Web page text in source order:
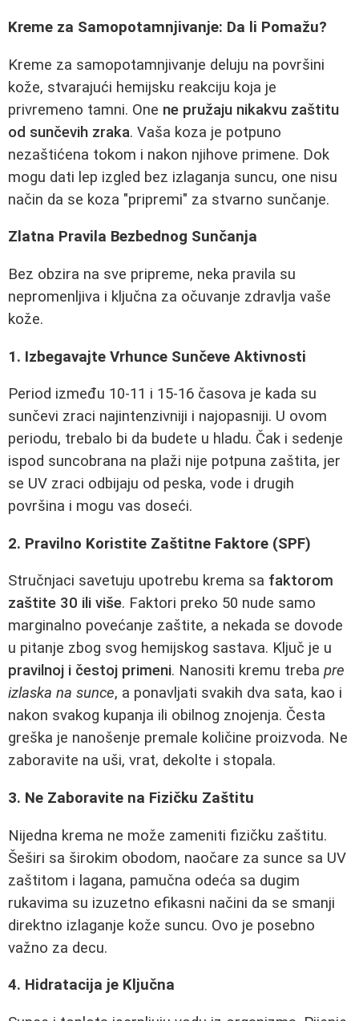
Kreme za Samopotamnjivanje: Da li Pomažu?
Kreme za samopotamnjivanje deluju na površini
kože, stvarajući hemijsku reakciju koja je
privremeno tamni. One ne pružaju nikakvu zaštitu
od sunčevih zraka. Vaša koza je potpuno
nezaštićena tokom i nakon njihove primene. Dok
mogu dati lep izgled bez izlaganja suncu, one nisu
način da se koza "pripremi" za stvarno sunčanje.
Zlatna Pravila Bezbednog Sunčanja
Bez obzira na sve pripreme, neka pravila su
nepromenljiva i ključna za očuvanje zdravlja vaše
kože.
1. Izbegavajte Vrhunce Sunčeve Aktivnosti
Period između 10-11 i 15-16 časova je kada su
sunčevi zraci najintenzivniji i najopasniji. U ovom
periodu, trebalo bi da budete u hladu. Čak i sedenje
ispod suncobrana na plaži nije potpuna zaštita, jer
se UV zraci odbijaju od peska, vode i drugih
površina i mogu vas doseći.
2. Pravilno Koristite Zaštitne Faktore (SPF)
Stručnjaci savetuju upotrebu krema sa faktorom
zaštite 30 ili više. Faktori preko 50 nude samo
marginalno povećanje zaštite, a nekada se dovode
u pitanje zbog svog hemijskog sastava. Ključ je u
pravilnoj i čestoj primeni. Nanositi kremu treba pre
izlaska na sunce, a ponavljati svakih dva sata, kao i
nakon svakog kupanja ili obilnog znojenja. Česta
greška je nanošenje premale količine proizvoda. Ne
zaboravite na uši, vrat, dekolte i stopala.
3. Ne Zaboravite na Fizičku Zaštitu
Nijedna krema ne može zameniti fizičku zaštitu.
Šeširi sa širokim obodom, naočare za sunce sa UV
zaštitom i lagana, pamučna odeća sa dugim
rukavima su izuzetno efikasni načini da se smanji
direktno izlaganje kože suncu. Ovo je posebno
važno za decu.
4. Hidratacija je Ključna